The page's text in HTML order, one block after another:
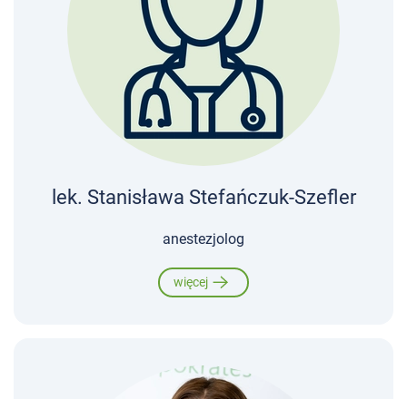
lek. Stanisława Stefańczuk-Szefler
anestezjolog
więcej